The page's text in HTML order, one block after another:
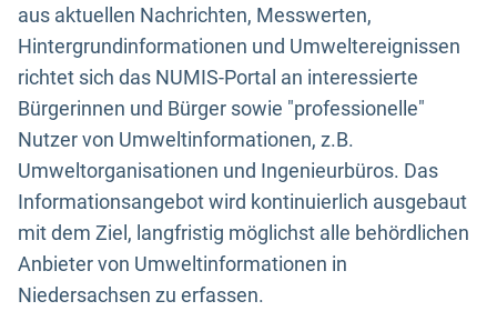
aus aktuellen Nachrichten, Messwerten,
Hintergrundinformationen und Umweltereignissen
richtet sich das NUMIS-Portal an interessierte
Bürgerinnen und Bürger sowie "professionelle"
Nutzer von Umweltinformationen, z.B.
Umweltorganisationen und Ingenieurbüros. Das
Informationsangebot wird kontinuierlich ausgebaut
mit dem Ziel, langfristig möglichst alle behördlichen
Anbieter von Umweltinformationen in
Niedersachsen zu erfassen.